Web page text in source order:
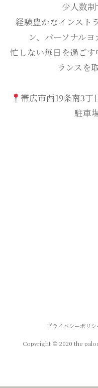
少人数制
経験豊かなインスト
ン、パーソナルヨ
忙しない毎日を過ご
ランスを
帯広市西19条南3
駐車
プライバシーポリシ
Copyright © 2020 the